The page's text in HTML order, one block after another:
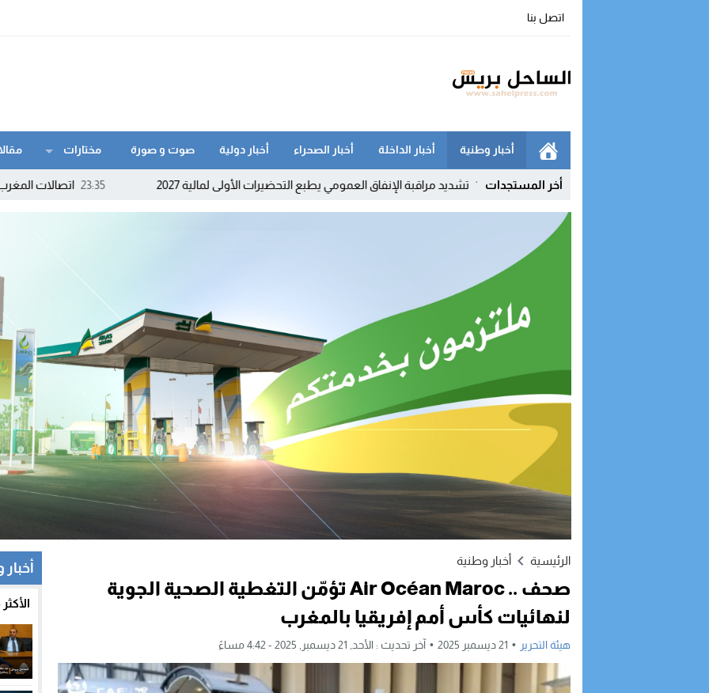
اتصل بنا
أخبار وطنية أخبار الداخلة أخبار الصحراء أخبار دولية صوت و صورة مختارات
أخر المستجدات 23:35 اتصالات المغرب تنزل إلى كورنيش تشديد مراقبة الإنفاق العمومي يطبع التحضيرات الأولى لمالية 2027
الرئيسية أخبار وطنية
صحف .. Air Océan Maroc تؤمّن التغطية الصحية الجوية
لنهائيات كأس أمم إفريقيا بالمغرب
هيئة التحرير 21 ديسمبر 2025 آخر تحديث : الأحد, 21 ديسمبر, 2025 - 4:42 مساءً